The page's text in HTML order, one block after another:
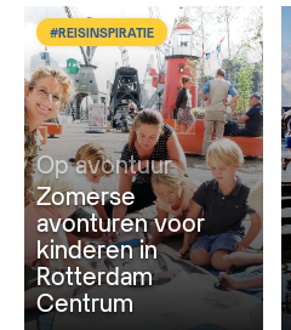
#REISINSPIRATIE
Op avontuur
Zomerse
avonturen voor
kinderen in
Rotterdam
Centrum